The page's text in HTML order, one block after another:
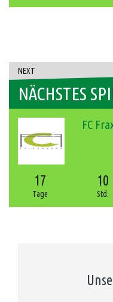
NEXT
NÄCHSTES
FC
17
Tage
10
Std.